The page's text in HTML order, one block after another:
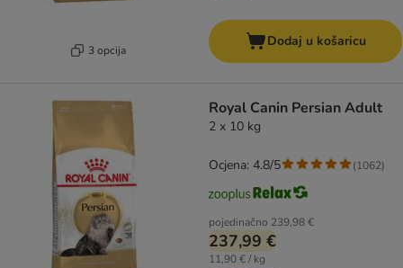
3 opcija
Dodaj u košaricu
Royal Canin Persian Adult
2 x 10 kg
pojedinačno 239,98 €
237,99 €
11,90 € / kg
Ocjena: 4.8/5 (1062)